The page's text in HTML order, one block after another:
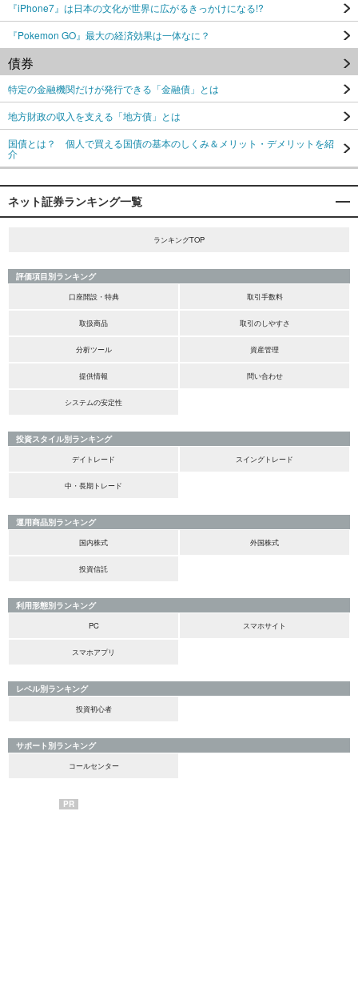
『iPhone7』は日本の文化が世界に広がるきっかけになる!?
『Pokemon GO』最大の経済効果は一体なに？
債券
特定の金融機関だけが発行できる「金融債」とは
地方財政の収入を支える「地方債」とは
国債とは？ 個人で買える国債の基本のしくみ＆メリット・デメリットを紹
介
ネット証券ランキング一覧
ランキングTOP
評価項目別ランキング
口座開設・特典
取引手数料
取扱商品 取引のしやすさ
分析ツール 資産管理
提供情報 問い合わせ
システムの安定性
投資スタイル別ランキング
デイトレード
スイングトレード
中・長期トレード
運用商品別ランキング
国内株式
外国株式
投資信託
利用形態別ランキング
PC
スマホサイト
スマホアプリ
レベル別ランキング
投資初心者
サポート別ランキング
コールセンター
PR